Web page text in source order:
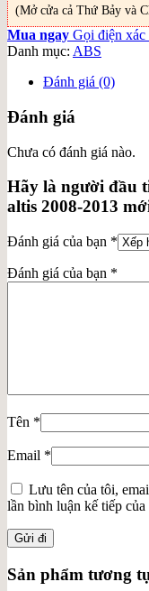
(Mở cửa cả Thứ Bảy và
Mua ngay Gọi điện xác
Danh mục: ABS
Đánh giá (0)
Đánh giá
Chưa có đánh giá nào.
Hãy là người đầu
altis 2008-2013
Đánh giá của bạn *
Đánh giá của bạn *
Tên *
Email *
Lưu tên của tôi,
lần bình luận kế tiếp của
Sản phẩm tương